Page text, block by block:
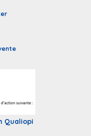
Qualiopi